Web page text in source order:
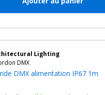
Lighting
DMX
DMX alimentation IP67 1m